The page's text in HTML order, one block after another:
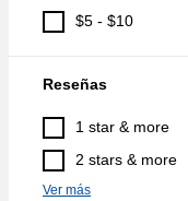
$5 - $10
Reseñas
1 star & more
2 stars & more
Ver más